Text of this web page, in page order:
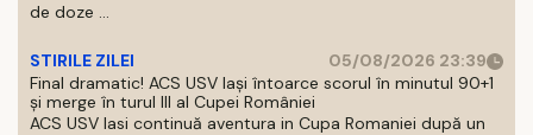
de doze ...
STIRILE ZILEI
05/08/2026 23:39
Final dramatic! ACS USV Iași întoarce scorul în minutul 90+1
și merge în turul III al Cupei României
ACS USV Iasi continuă aventura in Cupa Romaniei după un